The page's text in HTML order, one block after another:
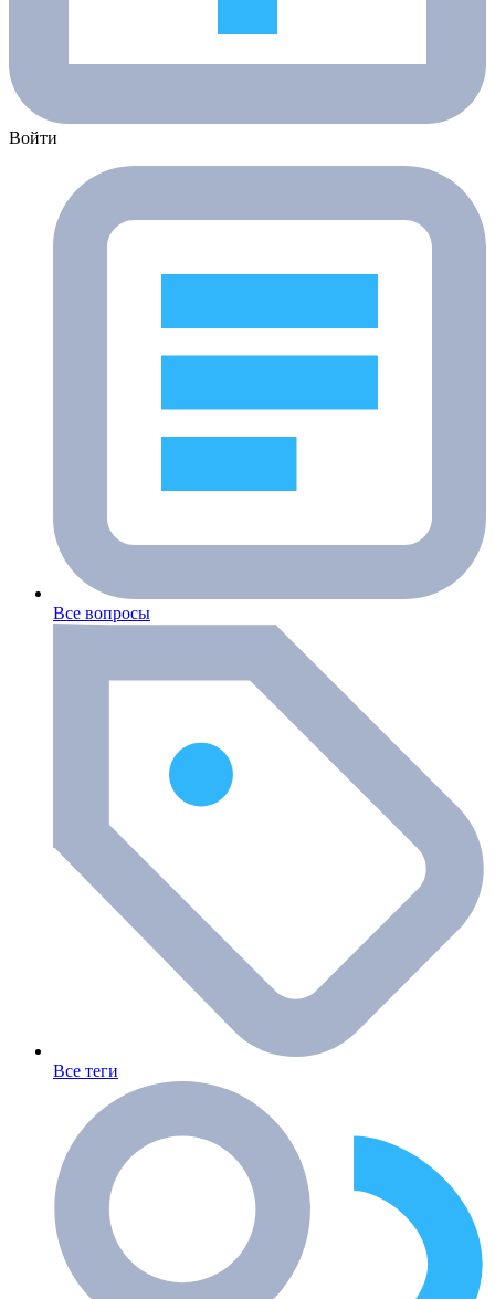
Войти
Все вопросы
Все теги